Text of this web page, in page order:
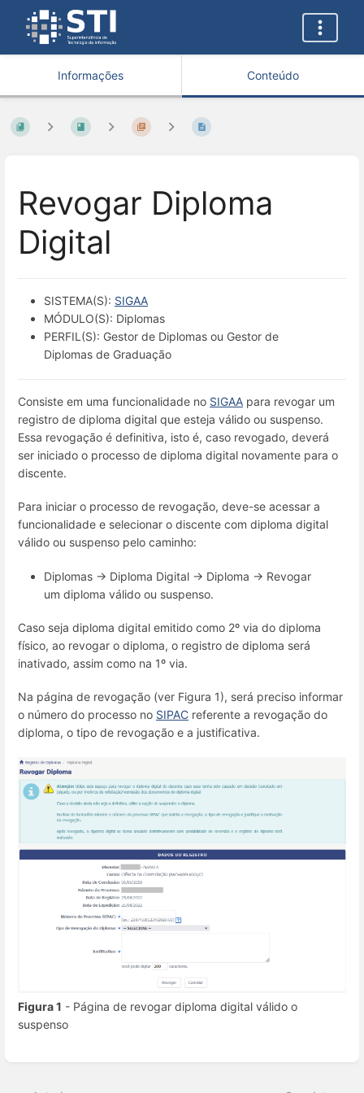
Informações Conteúdo
Revogar Diploma
Digital
SISTEMA(S): SIGAA
MÓDULO(S): Diplomas
PERFIL(S): Gestor de Diplomas ou Gestor de
Diplomas de Graduação
Consiste em uma funcionalidade no SIGAA para revogar um
registro de diploma digital que esteja válido ou suspenso.
Essa revogação é definitiva, isto é, caso revogado, deverá
ser iniciado o processo de diploma digital novamente para o
discente.
Para iniciar o processo de revogação, deve-se acessar a
funcionalidade e selecionar o discente com diploma digital
válido ou suspenso pelo caminho:
Diplomas → Diploma Digital → Diploma → Revogar
um diploma válido ou suspenso.
Caso seja diploma digital emitido como 2º via do diploma
físico, ao revogar o diploma, o registro de diploma será
inativado, assim como na 1º via.
Na página de revogação (ver Figura 1), será preciso informar
o número do processo no SIPAC referente a revogação do
diploma, o tipo de revogação e a justificativa.
Figura 1 - Página de revogar diploma digital válido o
suspenso